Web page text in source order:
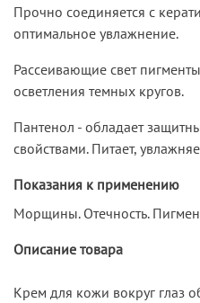
Прочно соединяется с
оптимальное увлажнение.
Рассеивающие свет
осветления темных кругов.
Пантенол - обладает
свойствами. Питает,
Показания к применению
Морщины. Отечность.
Описание товара
Крем для кожи вокруг глаз